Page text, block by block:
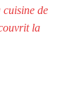
cuisine de
la